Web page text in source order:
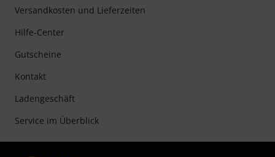
Versandkosten und Lieferzeiten
Hilfe-Center
Gutscheine
Kontakt
Ladengeschäft
Service im Überblick